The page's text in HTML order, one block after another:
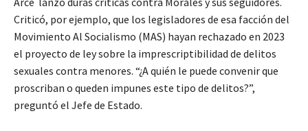
Criticó, por ejemplo, que los legisladores de esa facción del
Movimiento Al Socialismo (MAS) hayan rechazado en 2023
el proyecto de ley sobre la imprescriptibilidad de delitos
sexuales contra menores. “¿A quién le puede convenir que
proscriban o queden impunes este tipo de delitos?”,
preguntó el Jefe de Estado.